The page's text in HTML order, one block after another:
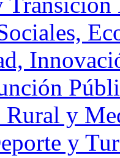
Rural y
y